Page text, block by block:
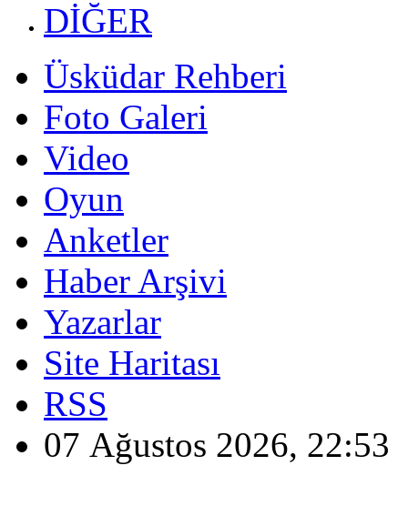
DİĞER
Üsküdar Rehberi
Foto Galeri
Video
Oyun
Anketler
Haber Arşivi
Yazarlar
Site Haritası
RSS
07 Ağustos 2026, 22:53